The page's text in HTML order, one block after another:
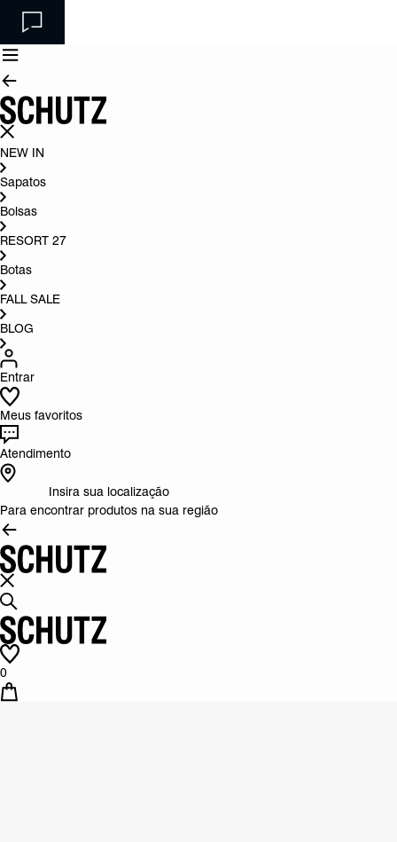
NEW IN
Sapatos
Bolsas
RESORT 27
Botas
FALL SALE
BLOG
Entrar
Meus favoritos
Atendimento
Insira sua localização
Para encontrar produtos na sua região
0